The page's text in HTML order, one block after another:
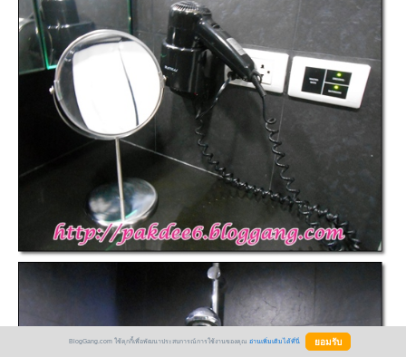
BlogGang.com ใช้คุกกี้เพื่อพัฒนาประสบการณ์การใช้งานของคุณ อ่านเพิ่มเติมได้ที่นี่